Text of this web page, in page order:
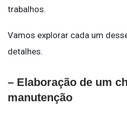
trabalhos.
Vamos explorar cada um
detalhes.
– Elaboração de um
manutenção